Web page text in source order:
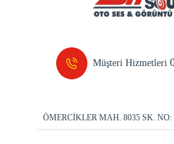
Müşteri Hizmetleri
ÖMERCİKLER MAH. 8035 SK.